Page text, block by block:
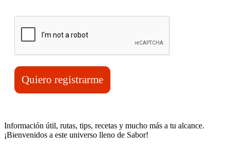
Quiero registrarme
Información útil, rutas, tips, recetas y mucho más a tu alcance.
¡Bienvenidos a este universo lleno de Sabor!